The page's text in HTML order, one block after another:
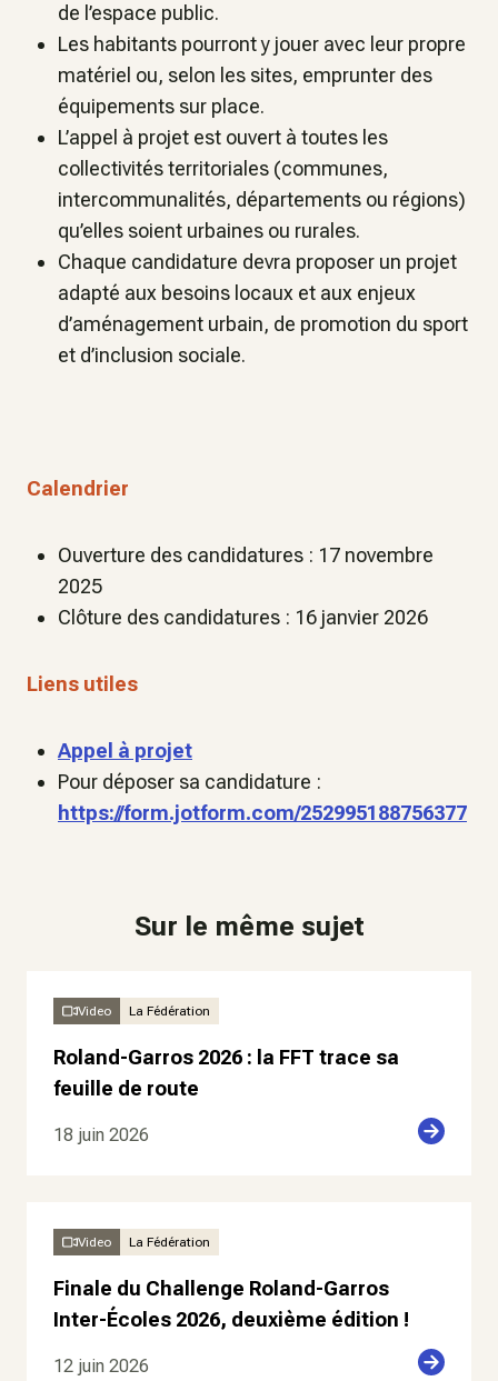
de l’espace public.
Les habitants pourront y jouer avec leur propre
matériel ou, selon les sites, emprunter des
équipements sur place.
L’appel à projet est ouvert à toutes les
collectivités territoriales (communes,
intercommunalités, départements ou régions)
qu’elles soient urbaines ou rurales.
Chaque candidature devra proposer un projet
adapté aux besoins locaux et aux enjeux
d’aménagement urbain, de promotion du sport
et d’inclusion sociale.
Calendrier
Ouverture des candidatures : 17 novembre
2025
Clôture des candidatures : 16 janvier 2026
Liens utiles
Appel à projet
Pour déposer sa candidature :
https://form.jotform.com/252995188756377
Sur le même sujet
Video La Fédération
Roland-Garros 2026 : la FFT trace sa
feuille de route
18 juin 2026
Video La Fédération
Finale du Challenge Roland-Garros
Inter-Écoles 2026, deuxième édition !
12 juin 2026